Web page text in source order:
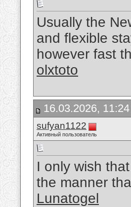
Usually the
and flexible
however fast
olxtoto
16.03.2026, 11:24
sufyan1122
Активный пользователь
I only wish
the manner
Lunatogel